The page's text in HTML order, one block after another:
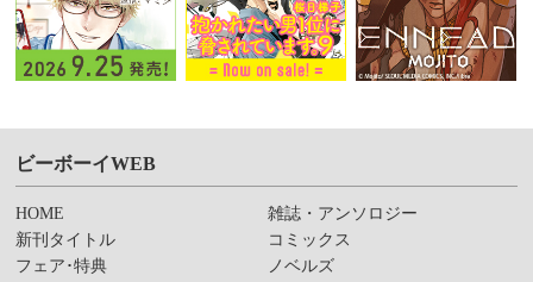
ビーボーイWEB
HOME
新刊タイトル
フェア･特典
雑誌・アンソロジー
コミックス
ノベルズ